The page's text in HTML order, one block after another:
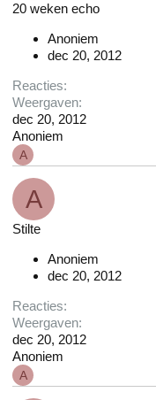
20 weken echo
Anoniem
dec 20, 2012
Reacties
Weergaven
dec 20, 2012
Anoniem
A
A
Stilte
Anoniem
dec 20, 2012
Reacties
Weergaven
dec 20, 2012
Anoniem
A